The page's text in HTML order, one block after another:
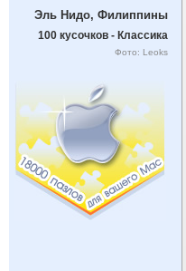
Эль Нидо, Филиппины
100 кусочков - Классика
Фото: Leoks